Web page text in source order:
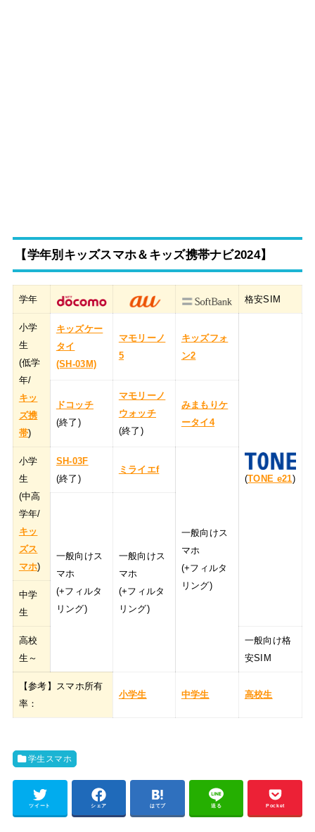
【学年別キッズスマホ＆キッズ携帯ナビ2024】
学年 格安SIM
小学
生
(低学
年/
キッ
ズ携
帯)
キッズケー
タイ
(SH-03M)
マモリーノ
5
キッズフォ
ン2
(TONE e21)
ドコッチ
(終了)
マモリーノ
ウォッチ
(終了)
みまもりケ
ータイ4
小学
生
(中高
学年/
キッ
ズス
マホ)
SH-03F
(終了)
ミライエf
一般向けス
マホ
(+フィルタ
リング)
一般向けス
マホ
(+フィルタ
リング)
一般向けス
マホ
(+フィルタ
リング)
中学
生
高校
生～
一般向け格
安SIM
【参考】スマホ所有
率：
小学生 中学生 高校生
学生スマホ
ツイート シェア はてブ 送る Pocket